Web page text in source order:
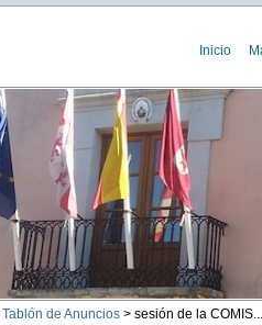
Inicio
Tablón de Anuncios> sesión de la COMIS...